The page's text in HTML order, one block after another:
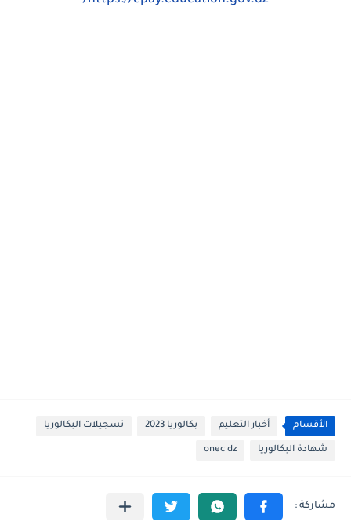
الأقسام أخبار التعليم بكالوريا 2023 تسجيلات البكالوريا
شهادة البكالوريا onec dz